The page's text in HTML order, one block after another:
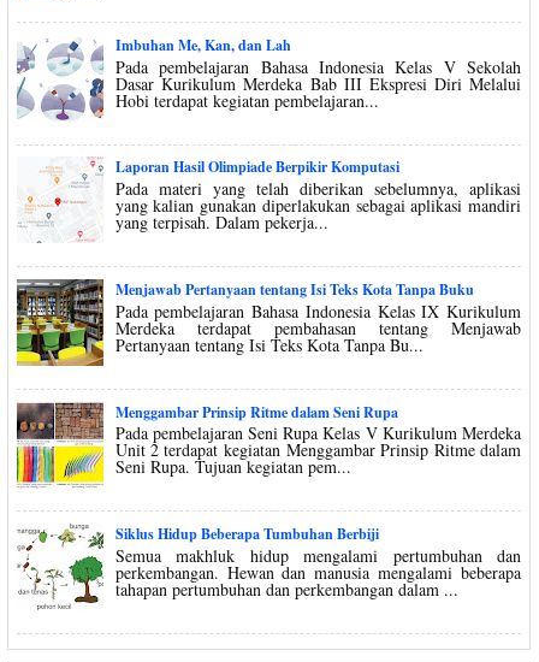
Imbuhan Me, Kan, dan Lah
Pada pembelajaran Bahasa Indonesia Kelas V Sekolah
Dasar Kurikulum Merdeka Bab III Ekspresi Diri Melalui
Hobi terdapat kegiatan pembelajaran...
Laporan Hasil Olimpiade Berpikir Komputasi
Pada materi yang telah diberikan sebelumnya, aplikasi
yang kalian gunakan diperlakukan sebagai aplikasi mandiri
yang terpisah. Dalam pekerja...
Menjawab Pertanyaan tentang Isi Teks Kota Tanpa Buku
Pada pembelajaran Bahasa Indonesia Kelas IX Kurikulum
Merdeka terdapat pembahasan tentang Menjawab
Pertanyaan tentang Isi Teks Kota Tanpa Bu...
Menggambar Prinsip Ritme dalam Seni Rupa
Pada pembelajaran Seni Rupa Kelas V Kurikulum Merdeka
Unit 2 terdapat kegiatan Menggambar Prinsip Ritme dalam
Seni Rupa. Tujuan kegiatan pem...
Siklus Hidup Beberapa Tumbuhan Berbiji
Semua makhluk hidup mengalami pertumbuhan dan
perkembangan. Hewan dan manusia mengalami beberapa
tahapan pertumbuhan dan perkembangan dalam ...